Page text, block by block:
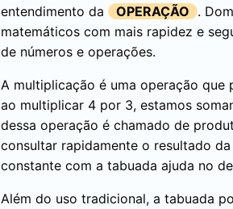
entendimento da
OPERAÇÃO .
matemáticos com mais rapidez e
de números e operações.
A multiplicação é uma operação que
ao multiplicar 4 por 3, estamos
dessa operação é chamado de
consultar rapidamente o resultado
constante com a tabuada ajuda no
Além do uso tradicional, a tabuada